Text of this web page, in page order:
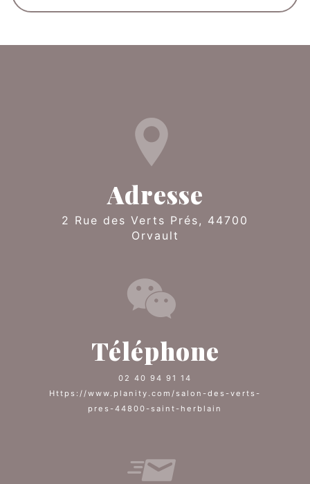
Adresse
2 Rue des Verts Prés, 44700
Orvault
Téléphone
02 40 94 91 14
https://www.planity.com/salon-des-verts-
pres-44800-saint-herblain